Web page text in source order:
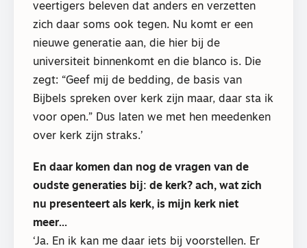
veertigers beleven dat anders en verzetten
zich daar soms ook tegen. Nu komt er een
nieuwe generatie aan, die hier bij de
universiteit binnenkomt en die blanco is. Die
zegt: “Geef mij de bedding, de basis van
Bijbels spreken over kerk zijn maar, daar sta ik
voor open.” Dus laten we met hen meedenken
over kerk zijn straks.’
En daar komen dan nog de vragen van de
oudste generaties bij: de kerk? ach, wat zich
nu presenteert als kerk, is mijn kerk niet
meer…
‘Ja. En ik kan me daar iets bij voorstellen. Er